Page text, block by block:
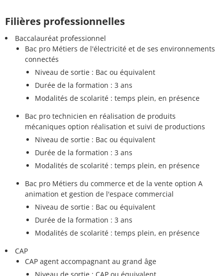
Filières professionnelles
Baccalauréat professionnel
Bac pro Métiers de l'électricité et de ses environnements
connectés
Niveau de sortie : Bac ou équivalent
Durée de la formation : 3 ans
Modalités de scolarité : temps plein, en présence
Bac pro technicien en réalisation de produits
mécaniques option réalisation et suivi de productions
Niveau de sortie : Bac ou équivalent
Durée de la formation : 3 ans
Modalités de scolarité : temps plein, en présence
Bac pro Métiers du commerce et de la vente option A
animation et gestion de l'espace commercial
Niveau de sortie : Bac ou équivalent
Durée de la formation : 3 ans
Modalités de scolarité : temps plein, en présence
CAP
CAP agent accompagnant au grand âge